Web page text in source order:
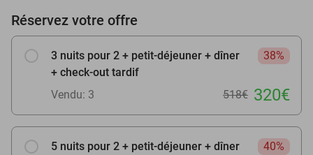
Réservez votre offre
3 nuits pour 2 + petit-déjeuner + dîner
+ check-out tardif
38%
Vendu: 3 518€ 320€
5 nuits pour 2 + petit-déjeuner + dîner
40%